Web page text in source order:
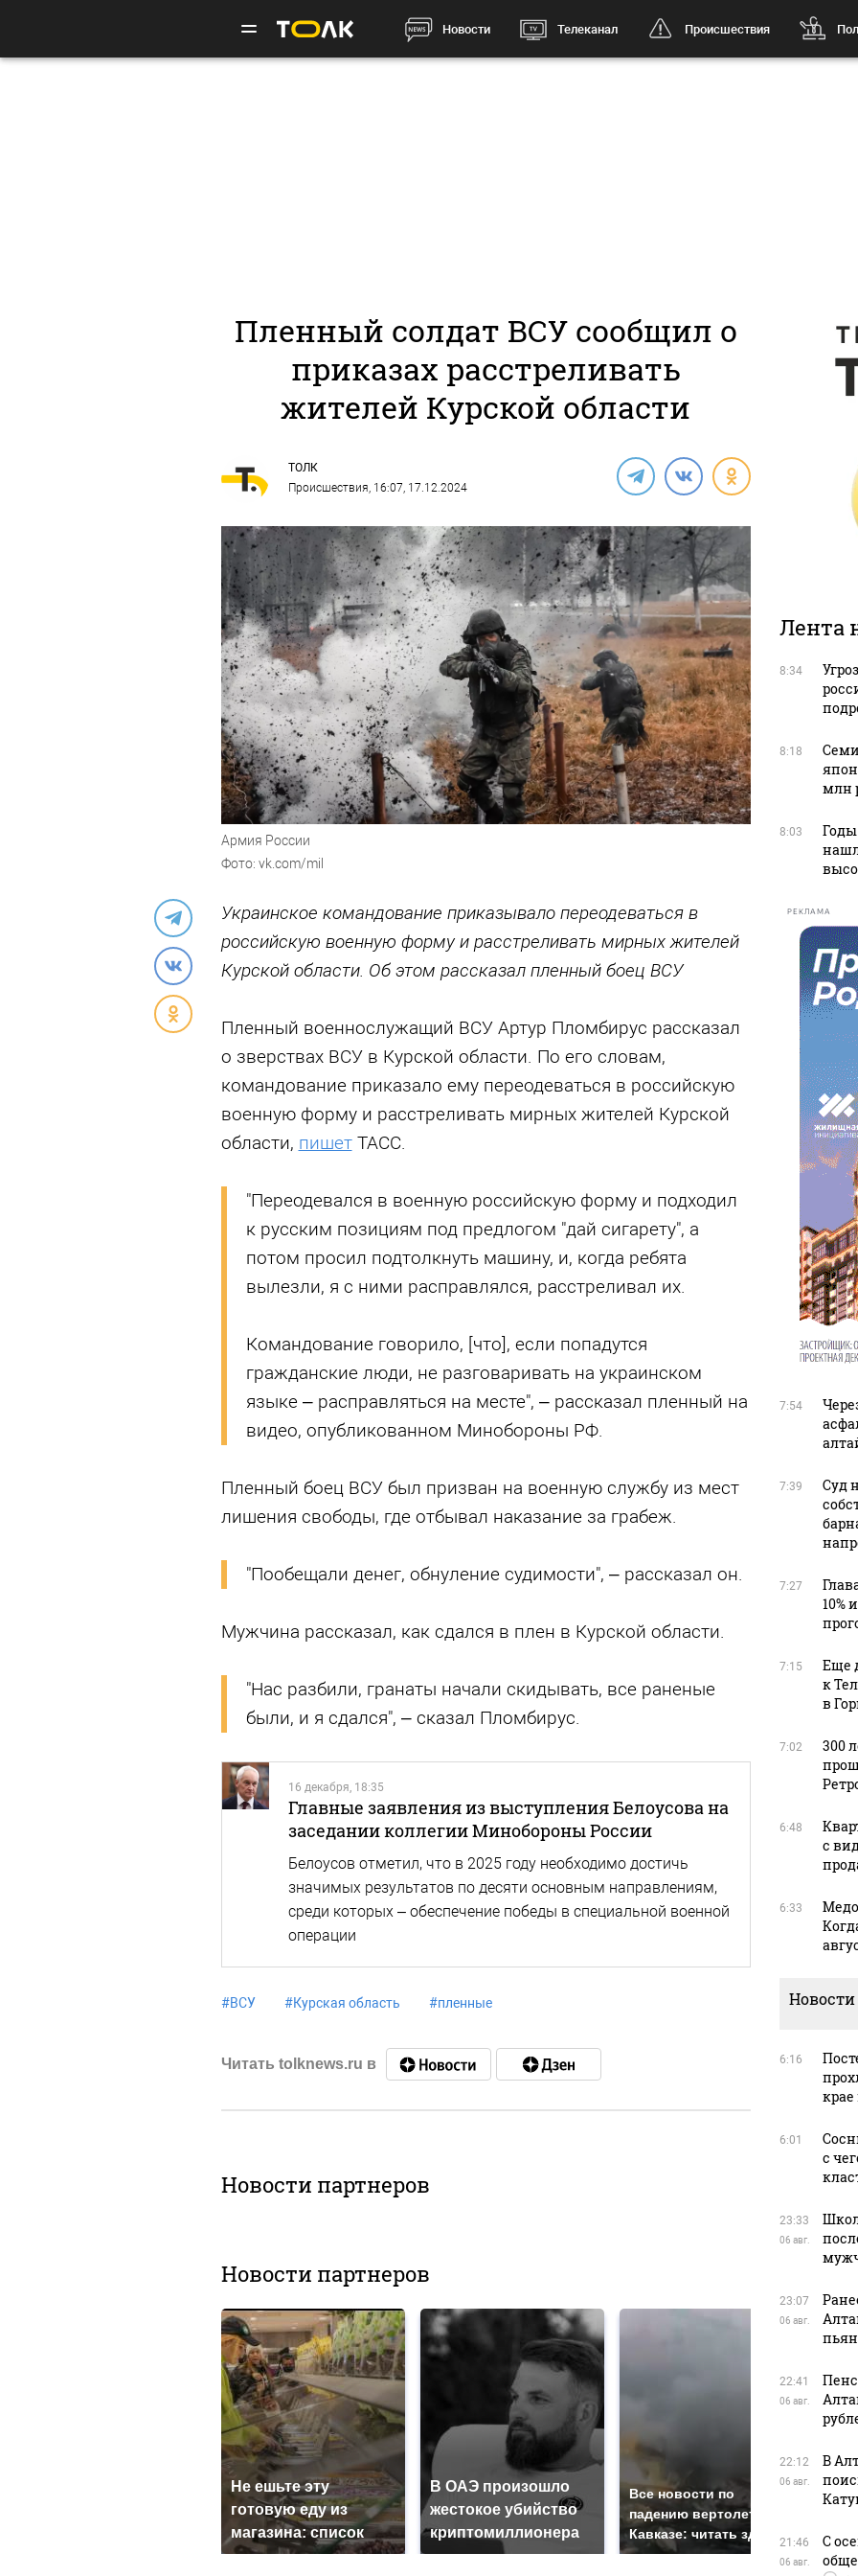
Новости Телеканал Происшествия
Пленный солдат ВСУ сообщил о
приказах расстреливать
жителей Курской области
ТОЛК
Происшествия, 16:07, 17.12.2024
Армия России
Фото: vk.com/mil
Украинское командование приказывало переодеваться в
российскую военную форму и расстреливать мирных жителей
Курской области. Об этом рассказал пленный боец ВСУ
Пленный военнослужащий ВСУ Артур Пломбирус рассказал
о зверствах ВСУ в Курской области. По его словам,
командование приказало ему переодеваться в российскую
военную форму и расстреливать мирных жителей Курской
области, пишетТАСС.
"Переодевался в военную российскую форму и подходил
к русским позициям под предлогом "дай сигарету", а
потом просил подтолкнуть машину, и, когда ребята
вылезли, я с ними расправлялся, расстреливал их.
Командование говорило, [что], если попадутся
гражданские люди, не разговаривать на украинском
языке – расправляться на месте", – рассказал пленный на
видео, опубликованном Минобороны РФ.
Пленный боец ВСУ был призван на военную службу из мест
лишения свободы, где отбывал наказание за грабеж.
"Пообещали денег, обнуление судимости", – рассказал он.
Мужчина рассказал, как сдался в плен в Курской области.
"Нас разбили, гранаты начали скидывать, все раненые
были, и я сдался", – сказал Пломбирус.
16 декабря, 18:35
Главные заявления из выступления Белоусова на
заседании коллегии Минобороны России
Белоусов отметил, что в 2025 году необходимо достичь
значимых результатов по десяти основным направлениям,
среди которых – обеспечение победы в специальной военной
операции
#ВСУ #Курская область #пленные
Читать tolknews.ru в
Новости партнеров
Новости партнеров
Не ешьте эту
готовую еду из
магазина: список
В ОАЭ произошло
жестокое убийство
криптомиллионера
Все новости по
падению вертолета на
Кавказе: читать здесь
Лента
8:34
8:18
млн
8:03
РЕКЛАМА
7:54
7:39
Суд
7:27
10%
7:15
Еще
к
в
7:02
300
6:48
с
6:33
6:16
6:01
с
23:33
06 авг.
23:07
06 авг.
22:41
06 авг.
22:12
06 авг.
В
21:46
06 авг.
С